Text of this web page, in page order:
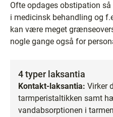
Ofte opdages obstipation
i medicinsk behandling og
kan være meget
nogle gange også for
4 typer laksantia
Kontakt-laksantia: Virker
tarmperistaltikken samt
vandabsorptionen i